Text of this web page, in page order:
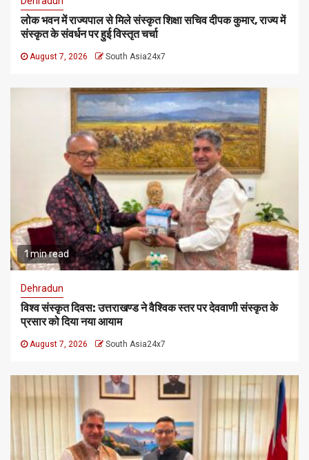
लोक भवन में राज्यपाल से मिले संस्कृत शिक्षा सचिव दीपक कुमार, राज्य में
संस्कृत के संवर्धन पर हुई विस्तृत चर्चा
August 7, 2026 South Asia24x7
1 min read
Dehradun
विश्व संस्कृत दिवस: उत्तराखण्ड ने वैश्विक स्तर पर देववाणी संस्कृत के
प्रसार को दिया नया आयाम
August 7, 2026 South Asia24x7